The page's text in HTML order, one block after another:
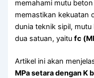
memahami mutu
memastikan kekuatan
dunia teknik sipil,
dua satuan, yaitufc
Artikel ini akan
MPa setara dengan K